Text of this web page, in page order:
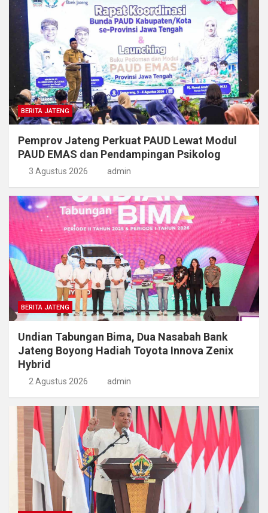
BERITA JATENG
Pemprov Jateng Perkuat PAUD Lewat Modul
PAUD EMAS dan Pendampingan Psikolog
3 Agustus 2026 admin
BERITA JATENG
Undian Tabungan Bima, Dua Nasabah Bank
Jateng Boyong Hadiah Toyota Innova Zenix
Hybrid
2 Agustus 2026 admin